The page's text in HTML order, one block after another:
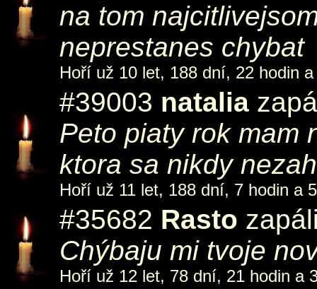
na tom
neprestanes chybat
Hoří už 10 let, 188 dní, 22 hodin
#39003 natalia
Peto piaty rok mam
ktora sa nikdy
Hoří už 11 let, 188 dní, 7 hodin a
#35682 Rasto
Chýbaju mi tvoje
Hoří už 12 let, 78 dní, 21 hodin a